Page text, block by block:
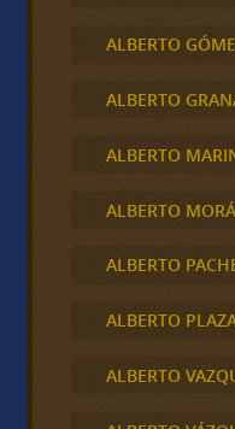
ALBERTO
ALBERTO
ALBERTO
ALBERTO
ALBERTO
ALBERTO
ALBERTO